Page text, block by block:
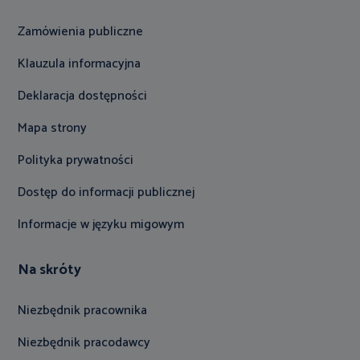
Zamówienia publiczne
Klauzula informacyjna
Deklaracja dostępności
Mapa strony
Polityka prywatności
Dostęp do informacji publicznej
Informacje w języku migowym
Na skróty
Niezbędnik pracownika
Niezbędnik pracodawcy